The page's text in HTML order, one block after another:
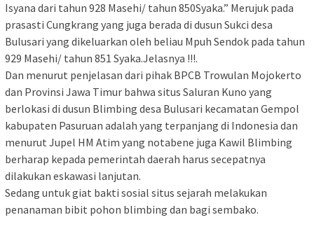
Isyana dari tahun 928 Masehi/ tahun 850Syaka.” Merujuk pada
prasasti Cungkrang yang juga berada di dusun Sukci desa
Bulusari yang dikeluarkan oleh beliau Mpuh Sendok pada tahun
929 Masehi/ tahun 851 Syaka.Jelasnya !!!.
Dan menurut penjelasan dari pihak BPCB Trowulan Mojokerto
dan Provinsi Jawa Timur bahwa situs Saluran Kuno yang
berlokasi di dusun Blimbing desa Bulusari kecamatan Gempol
kabupaten Pasuruan adalah yang terpanjang di Indonesia dan
menurut Jupel HM Atim yang notabene juga Kawil Blimbing
berharap kepada pemerintah daerah harus secepatnya
dilakukan eskawasi lanjutan.
Sedang untuk giat bakti sosial situs sejarah melakukan
penanaman bibit pohon blimbing dan bagi sembako.